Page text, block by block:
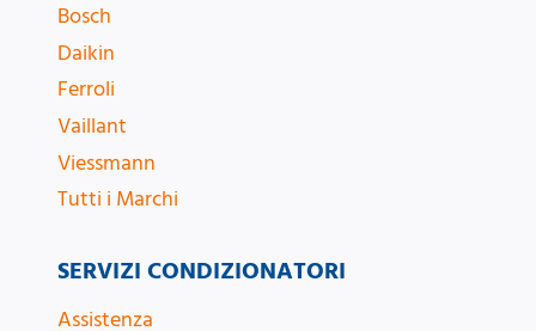
Bosch
Daikin
Ferroli
Vaillant
Viessmann
Tutti i Marchi
SERVIZI CONDIZIONATORI
Assistenza